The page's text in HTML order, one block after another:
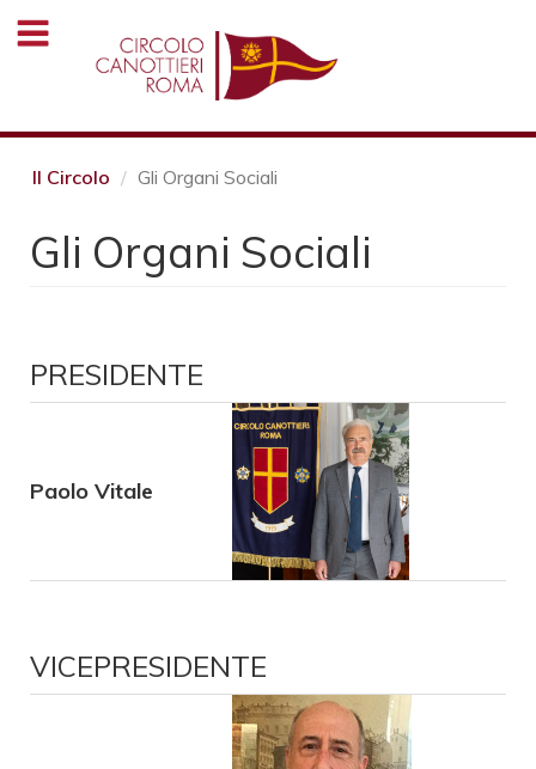
Salta
Il Circolo Gli Organi Sociali
Gli Organi Sociali
PRESIDENTE
Paolo Vitale
VICEPRESIDENTE